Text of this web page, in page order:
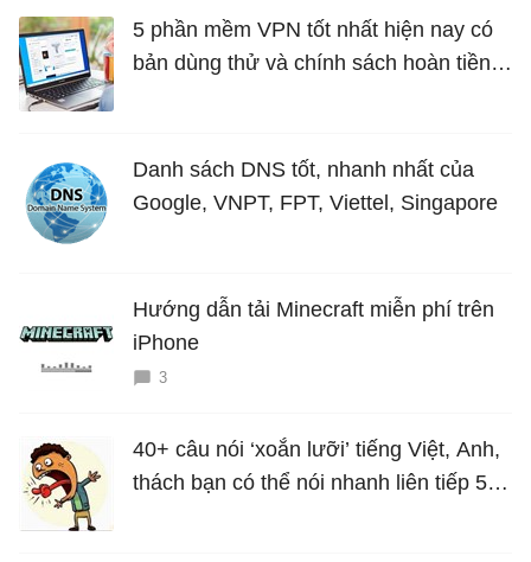
5 phần mềm VPN tốt nhất hiện nay có
bản dùng thử và chính sách hoàn tiền
Danh sách DNS tốt, nhanh nhất của
Google, VNPT, FPT, Viettel, Singapore
Hướng dẫn tải Minecraft miễn phí trên
iPhone
3
40+ câu nói ‘xoắn lưỡi’ tiếng Việt, Anh,
thách bạn có thể nói nhanh liên tiếp 5